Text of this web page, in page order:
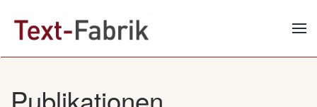
Zum Hauptinhalt springen